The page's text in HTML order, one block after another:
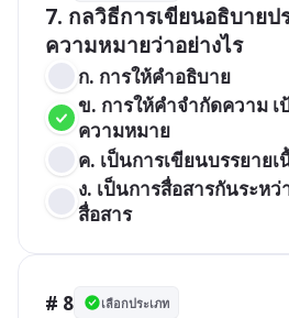
7. กลวิธีการเขียนอธิบาย
ความหมายว่าอย่างไร
ก. การให้คำอธิบาย
ข. การให้คำจำกัดความ
ความหมาย
ค. เป็นการเขียนบรรยาย
ง. เป็นการสื่อสารกันระหว่
สื่อสาร
# 8 เลือกประเภท